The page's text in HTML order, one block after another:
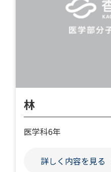
林
医学科6年
詳しく内容を見る